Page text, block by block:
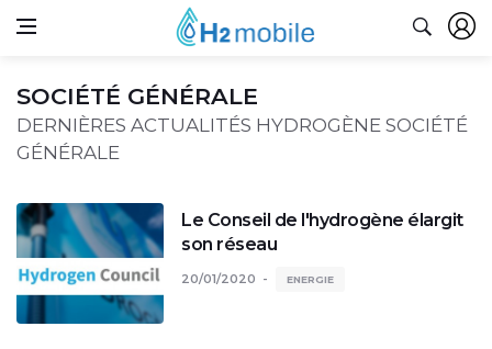
SOCIÉTÉ GÉNÉRALE
DERNIÈRES ACTUALITÉS HYDROGÈNE SOCIÉTÉ
GÉNÉRALE
Le Conseil de l'hydrogène élargit
son réseau
20/01/2020 ENERGIE